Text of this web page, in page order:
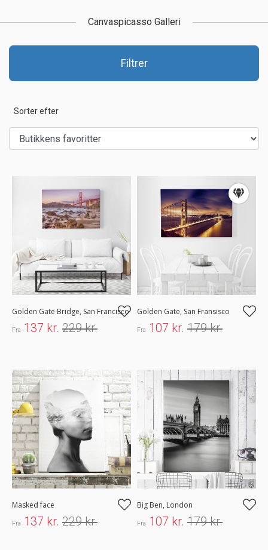
Canvaspicasso Galleri
Filtrer
Sorter efter
Golden Gate Bridge, San Francisco
Fra 137 kr. 229 kr.
Golden Gate, San Fransisco
Fra 107 kr. 179 kr.
Masked face
Fra 137 kr. 229 kr.
Big Ben, London
Fra 107 kr. 179 kr.